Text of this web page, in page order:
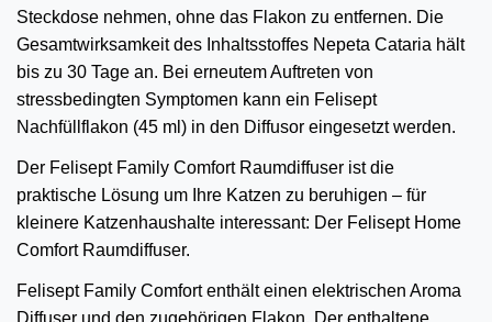
Steckdose nehmen, ohne das Flakon zu entfernen. Die
Gesamtwirksamkeit des Inhaltsstoffes Nepeta Cataria hält
bis zu 30 Tage an. Bei erneutem Auftreten von
stressbedingten Symptomen kann ein Felisept
Nachfüllflakon (45 ml) in den Diffusor eingesetzt werden.
Der Felisept Family Comfort Raumdiffuser ist die
praktische Lösung um Ihre Katzen zu beruhigen – für
kleinere Katzenhaushalte interessant: Der Felisept Home
Comfort Raumdiffuser.
Felisept Family Comfort enthält einen elektrischen Aroma
Diffuser und den zugehörigen Flakon. Der enthaltene